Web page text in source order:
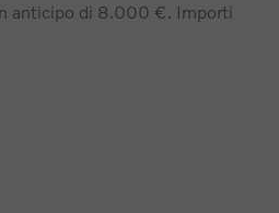
anticipo di 8.000 €. Importi